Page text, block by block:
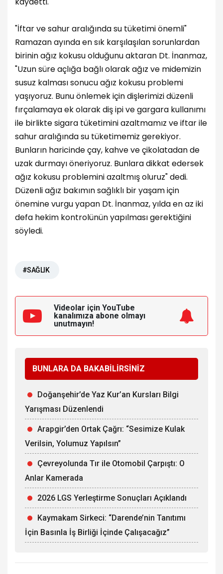
"İftar ve sahur aralığında su tüketimi önemli"
Ramazan ayında en sık karşılaşılan sorunlardan
birinin ağız kokusu olduğunu aktaran Dt. İnanmaz,
"Uzun süre açlığa bağlı olarak ağız ve midemizin
susuz kalması sonucu ağız kokusu problemi
yaşıyoruz. Bunu önlemek için dişlerimizi düzenli
fırçalamaya ek olarak diş ipi ve gargara kullanımı
ile birlikte sigara tüketimini azaltmamız ve iftar ile
sahur aralığında su tüketimemiz gerekiyor.
Bunların haricinde çay, kahve ve çikolatadan de
uzak durmayı öneriyoruz. Bunlara dikkat edersek
ağız kokusu problemini azaltmış oluruz" dedi.
Düzenli ağız bakımın sağlıklı bir yaşam için
önemine vurgu yapan Dt. İnanmaz, yılda en az iki
defa hekim kontrolünün yapılması gerektiğini
söyledi.
#SAĞLIK
Videolar için YouTube
kanalımıza abone olmayı
unutmayın!
BUNLARA DA BAKABİLİRSİNİZ
Doğanşehir’de Yaz Kur’an Kursları Bilgi
Yarışması Düzenlendi
Arapgir’den Ortak Çağrı: “Sesimize Kulak
Verilsin, Yolumuz Yapılsın”
Çevreyolunda Tır ile Otomobil Çarpıştı: O
Anlar Kamerada
2026 LGS Yerleştirme Sonuçları Açıklandı
Kaymakam Sirkeci: “Darende’nin Tanıtımı
İçin Basınla İş Birliği İçinde Çalışacağız”